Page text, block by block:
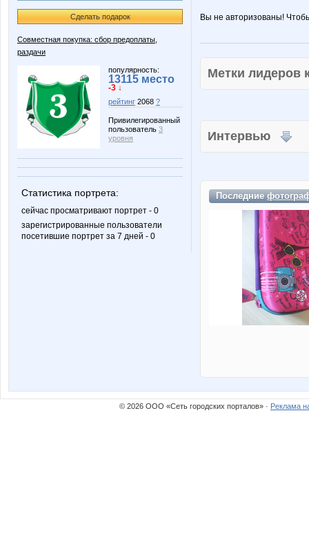
Сделать подарок
Совместная покупка: сбор предоплаты,
раздачи
популярность:
13115 место
-3 ↓
рейтинг 2068 ?
Привилегированный
пользователь 3
уровня
Статистика портрета:
сейчас просматривают портрет - 0
зарегистрированные пользователи
посетившие портрет за 7 дней - 0
Вы не авторизованы!
Метки
Интервью
Последние
© 2026 ООО «Сеть городских порталов» · Реклама